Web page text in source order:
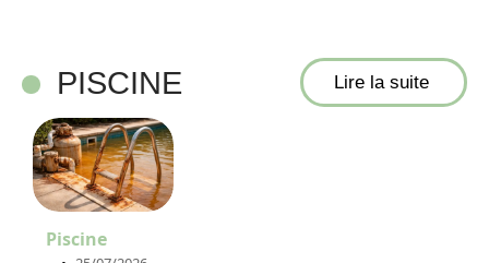
PISCINE Lire la suite
Piscine